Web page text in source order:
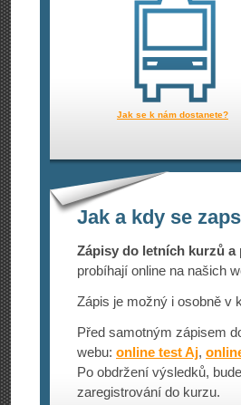
Jak se k nám dostanete?
Jak a kdy se
Zápisy do letních kurzů a
probíhají online na našich
Zápis je možný i osobně v
Před samotným zápisem
webu: online test Aj,
Po obdržení výsledků,
zaregistrování do kurzu.